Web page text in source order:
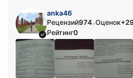
anka46
Рецензий974•Оценок
Рейтинг0